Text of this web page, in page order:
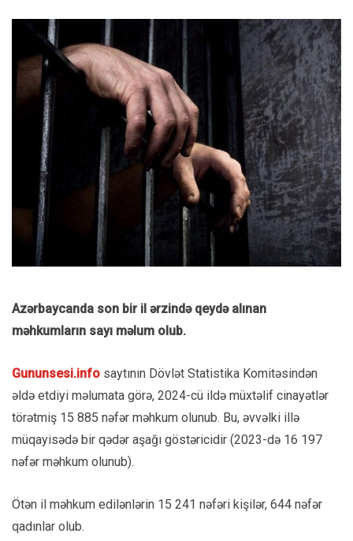
Azərbaycanda son bir il ərzində qeydə alınan
məhkumların sayı məlum olub.
Gununsesi.info saytının Dövlət Statistika Komitəsindən
əldə etdiyi məlumata görə, 2024-cü ildə müxtəlif cinayətlər
törətmiş 15 885 nəfər məhkum olunub. Bu, əvvəlki illə
müqayisədə bir qədər aşağı göstəricidir (2023-də 16 197
nəfər məhkum olunub).
Ötən il məhkum edilənlərin 15 241 nəfəri kişilər, 644 nəfər
qadınlar olub.